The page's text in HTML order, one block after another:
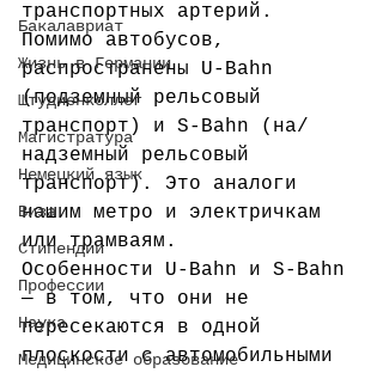
Бакалавриат
Жизнь в Германии
Штудиенколлег
Магистратура
Немецкий язык
Виза
Стипендии
Профессии
Наука
Медицинское образование
транспортных артерий.
Помимо автобусов,
распространены U-Bahn
(подземный рельсовый
транспорт) и S-Bahn (на/
надземный рельсовый
транспорт). Это аналоги
нашим метро и электричкам
или трамваям.
Особенности U-Bahn и S-Bahn
— в том, что они не
пересекаются в одной
плоскости с автомобильными